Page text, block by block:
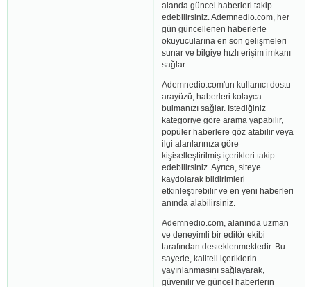
alanda güncel haberleri takip
edebilirsiniz. Ademnedio.com, her
gün güncellenen haberlerle
okuyucularına en son gelişmeleri
sunar ve bilgiye hızlı erişim imkanı
sağlar.
Ademnedio.com'un kullanıcı dostu
arayüzü, haberleri kolayca
bulmanızı sağlar. İstediğiniz
kategoriye göre arama yapabilir,
popüler haberlere göz atabilir veya
ilgi alanlarınıza göre
kişiselleştirilmiş içerikleri takip
edebilirsiniz. Ayrıca, siteye
kaydolarak bildirimleri
etkinleştirebilir ve en yeni haberleri
anında alabilirsiniz.
Ademnedio.com, alanında uzman
ve deneyimli bir editör ekibi
tarafından desteklenmektedir. Bu
sayede, kaliteli içeriklerin
yayınlanmasını sağlayarak,
güvenilir ve güncel haberlerin